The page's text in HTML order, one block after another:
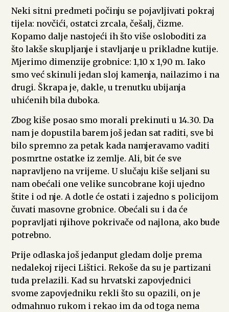
Neki sitni predmeti počinju se pojavljivati pokraj
tijela: novčići, ostatci zrcala, češalj, čizme.
Kopamo dalje nastojeći ih što više osloboditi za
što lakše skupljanje i stavljanje u prikladne kutije.
Mjerimo dimenzije grobnice: 1,10 x 1,90 m. Iako
smo već skinuli jedan sloj kamenja, nailazimo i na
drugi. Škrapa je, dakle, u trenutku ubijanja
uhićenih bila duboka.
Zbog kiše posao smo morali prekinuti u 14.30. Da
nam je dopustila barem još jedan sat raditi, sve bi
bilo spremno za petak kada namjeravamo vaditi
posmrtne ostatke iz zemlje. Ali, bit će sve
napravljeno na vrijeme. U slučaju kiše seljani su
nam obećali one velike suncobrane koji ujedno
štite i od nje. A dotle će ostati i zajedno s policijom
čuvati masovne grobnice. Obećali su i da će
popravljati njihove pokrivače od najlona, ako bude
potrebno.
Prije odlaska još jedanput gledam dolje prema
nedalekoj rijeci Lištici. Rekoše da su je partizani
tuda prelazili. Kad su hrvatski zapovjednici
svome zapovjedniku rekli što su opazili, on je
odmahnuo rukom i rekao im da od toga nema